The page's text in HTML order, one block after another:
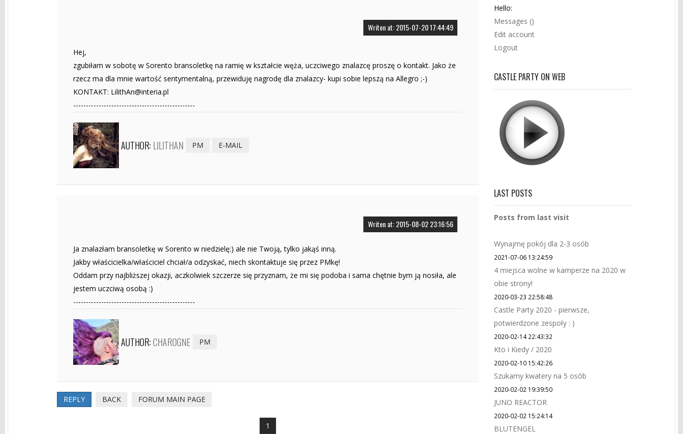
Writen at: 2015-07-20 17:44:49
Hej,
zgubiłam w sobotę w Sorento bransoletkę na ramię w kształcie węża, uczciwego znalazcę proszę o kontakt. Jako że
rzecz ma dla mnie wartość sentymentalną, przewiduję nagrodę dla znalazcy- kupi sobie lepszą na Allegro ;-)
KONTAKT: LilithAn@interia.pl
------------------------------------------------
AUTHOR: LILITHAN PM E-MAIL
Writen at: 2015-08-02 23:16:56
Ja znalazłam bransoletkę w Sorento w niedzielę:) ale nie Twoją, tylko jakąś inną.
Jakby właścicielka/właściciel chciał/a odzyskać, niech skontaktuje się przez PMkę!
Oddam przy najbliższej okazji, aczkolwiek szczerze się przyznam, że mi się podoba i sama chętnie bym ją nosiła, ale
jestem uczciwą osobą :)
------------------------------------------------
AUTHOR:CHAROGNE PM
REPLY BACK FORUM MAIN PAGE
1
Hello:
Messages ()
Edit account
Logout
CASTLE PARTY ON WEB
LAST POSTS
Posts from last visit
Wynajmę pokój dla 2-3 osób
2021-07-06 13:24:59
4 miejsca wolne w kamperze na 2020 w
obie strony!
2020-03-23 22:58:48
Castle Party 2020 - pierwsze,
potwierdzone zespoły : )
2020-02-14 22:43:32
Kto i Kiedy / 2020
2020-02-10 15:42:26
Szukamy kwatery na 5 osób
2020-02-02 19:39:50
JUNO REACTOR
2020-02-02 15:24:14
BLUTENGEL